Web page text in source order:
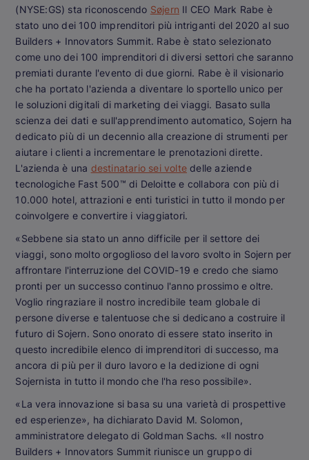
(NYSE:GS) sta riconoscendo Søjern Il CEO Mark Rabe è
stato uno dei 100 imprenditori più intriganti del 2020 al suo
Builders + Innovators Summit. Rabe è stato selezionato
come uno dei 100 imprenditori di diversi settori che saranno
premiati durante l'evento di due giorni. Rabe è il visionario
che ha portato l'azienda a diventare lo sportello unico per
le soluzioni digitali di marketing dei viaggi. Basato sulla
scienza dei dati e sull'apprendimento automatico, Sojern ha
dedicato più di un decennio alla creazione di strumenti per
aiutare i clienti a incrementare le prenotazioni dirette.
L'azienda è una destinatario sei volte delle aziende
tecnologiche Fast 500™ di Deloitte e collabora con più di
10.000 hotel, attrazioni e enti turistici in tutto il mondo per
coinvolgere e convertire i viaggiatori.
«Sebbene sia stato un anno difficile per il settore dei
viaggi, sono molto orgoglioso del lavoro svolto in Sojern per
affrontare l'interruzione del COVID-19 e credo che siamo
pronti per un successo continuo l'anno prossimo e oltre.
Voglio ringraziare il nostro incredibile team globale di
persone diverse e talentuose che si dedicano a costruire il
futuro di Sojern. Sono onorato di essere stato inserito in
questo incredibile elenco di imprenditori di successo, ma
ancora di più per il duro lavoro e la dedizione di ogni
Sojernista in tutto il mondo che l'ha reso possibile».
«La vera innovazione si basa su una varietà di prospettive
ed esperienze», ha dichiarato David M. Solomon,
amministratore delegato di Goldman Sachs. «Il nostro
Builders + Innovators Summit riunisce un gruppo di